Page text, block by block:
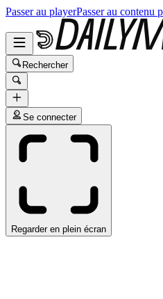
Passer au playerPasser au contenu
Rechercher
Se connecter
Regarder en plein écran